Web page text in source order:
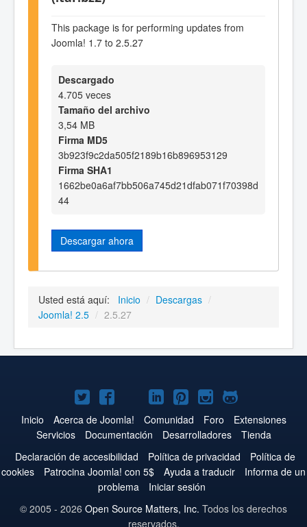
This package is for performing updates from
Joomla! 1.7 to 2.5.27
Descargado
4.705 veces
Tamaño del archivo
3,54 MB
Firma MD5
3b923f9c2da505f2189b16b896953129
Firma SHA1
1662be0a6af7bb506a745d21dfab071f70398d
44
Descargar ahora
Usted está aquí: Inicio / Descargas /
Joomla! 2.5 / 2.5.27
Joomla!
en
Twitter
Joomla!
en
Facebook
Joomla!
en
YouTube
Joomla!
en
LinkedIn
Joomla!
en
Pinterest
Joomla!
en
Instagram
Joomla!
en
GitHub
Inicio Acerca de Joomla! Comunidad Foro
Extensiones
Servicios
Documentación Desarrolladores
Tienda
Declaración de accesibilidad
Política de privacidad
Política de
cookies
Patrocina Joomla! con 5$ Ayuda a traducir
Informa de un
problema
Iniciar sesión
© 2005 - 2026 Open Source Matters, Inc. Todos los derechos
reservados.